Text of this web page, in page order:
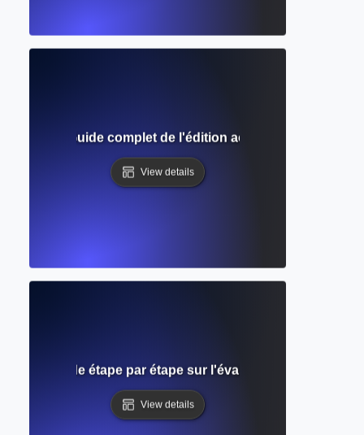
Access ? Guide complet de l'édition académique gratuite
View details
? Guide étape par étape sur l'évaluation
View details